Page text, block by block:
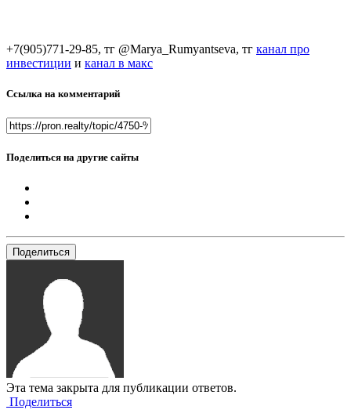
+7(905)771-29-85, тг @Marya_Rumyantseva, тг канал про
инвестиции и канал в макс
Ссылка на комментарий
Поделиться на другие сайты
Поделиться
Эта тема закрыта для публикации ответов.
Поделиться